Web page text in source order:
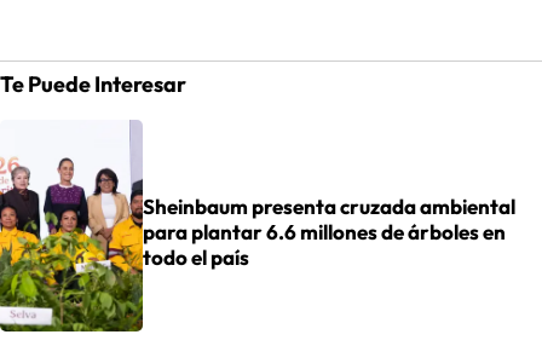
Te Puede Interesar
Sheinbaum presenta cruzada ambiental
para plantar 6.6 millones de árboles en
todo el país